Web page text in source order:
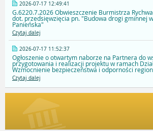
2026-07-17 12:49:41
G.6220.7.2026 Obwieszczenie Burmistrza
dot. przedsięwzięcia pn. "Budowa drogi gminnej
Panieńska"
Czytaj dalej
2026-07-17 11:52:37
Ogłoszenie o otwartym naborze na Partnera do
przygotowania i realizacji projektu w ramach
Wzmocnienie bezpieczeństwa i odporności
Czytaj dalej